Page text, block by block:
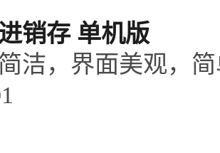
销存 单机版
洁，界面美观，